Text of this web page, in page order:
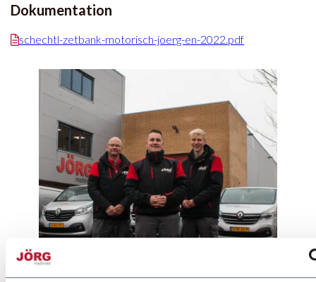
Dokumentation
schechtl-zetbank-motorisch-joerg-en-2022.pdf